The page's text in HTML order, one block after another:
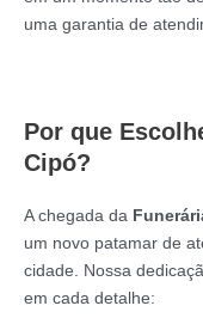
uma garantia de
Por que
Cipó?
A chegada da
um novo patamar de
cidade. Nossa
em cada detalhe: